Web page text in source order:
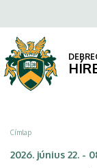
a
végzős
a
tartalomra
Morzsa
Címlap
2026. június 22. -